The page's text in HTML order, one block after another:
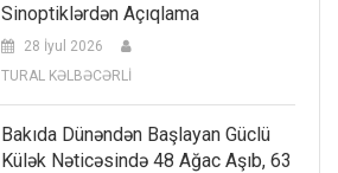
Sinoptiklərdən Açıqlama
28 İyul 2026
TURAL KƏLBƏCƏRLİ
Bakıda Dünəndən Başlayan Güclü
Külək Nəticəsində 48 Ağac Aşıb, 63